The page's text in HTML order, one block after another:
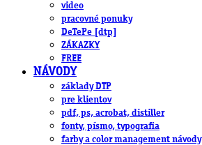
video
pracovné ponuky
DeTePe [dtp]
ZÁKAZKY
FREE
NÁVODY
základy DTP
pre klientov
pdf, ps, acrobat, distiller
fonty, písmo, typografia
farby a color management návody